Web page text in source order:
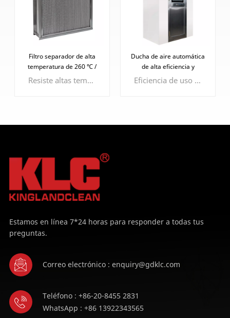
Filtro separador de alta
temperatura de 260 ℃ /
350 ℃
Resiste altas temperaturas, eficiencia de filtración mejorada, vida útil prolongada, protección de equipos posteriores y versatilidad en diversas aplicaciones industriales.
MÁS
Ducha de aire automática
de alta eficiencia y
rodeada
Eficiencia de uso aumentada en un 50%: aire circular sin colisión, rotación centrífuga y tensión continuamente fortalecida, eliminando rápidamente las partículas de polvo.
Estamos en línea 7*24 horas para responder a todas tus
preguntas.
Correo electrónico : enquiry@gdklc.com
Teléfono : +86-20-8455 2831
WhatsApp : +86 13922343565